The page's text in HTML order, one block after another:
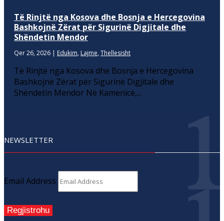
Të Rinjtë nga Kosova dhe Bosnja e Hercegovina
Bashkojnë Zërat për Sigurinë Digjitale dhe
Shëndetin Mendor
Qer 26, 2026 | Edukim, Lajme, Thellesisht
Të Rinjtë nga Kosova dhe Bosnja e Hercegovina
Bashkojnë Zërat për Sigurinë Digjitale dhe
Shëndetin Mendor Në Kamenicë,...
NEWSLETTER
Email Address
Regjistrohu